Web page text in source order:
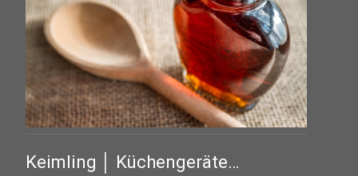
Keimling │ Küchengeräte…